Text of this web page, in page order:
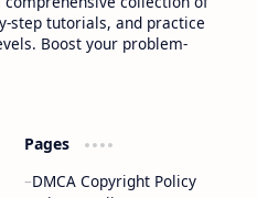
step tutorials, and practice
Boost your problem-
Pages
DMCA Copyright Policy